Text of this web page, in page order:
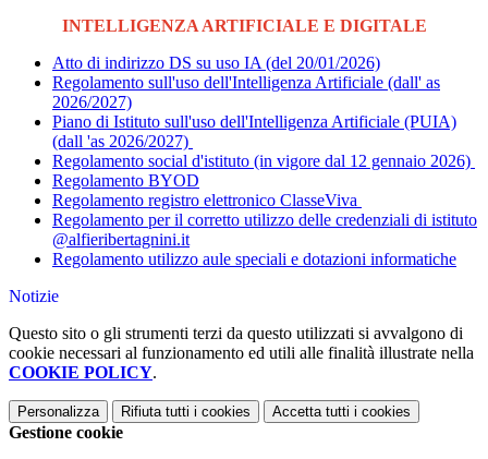
INTELLIGENZA ARTIFICIALE E DIGITALE
Atto di indirizzo DS su uso IA (del 20/01/2026)
Regolamento sull'uso dell'Intelligenza Artificiale (dall' as
2026/2027)
Piano di Istituto sull'uso dell'Intelligenza Artificiale (PUIA)
(dall 'as 2026/2027)
Regolamento social d'istituto (in vigore dal 12 gennaio 2026)
Regolamento BYOD
Regolamento registro elettronico ClasseViva
Regolamento per il corretto utilizzo delle credenziali di istituto
@alfieribertagnini.it
Regolamento utilizzo aule speciali e dotazioni informatiche
Notizie
Questo sito o gli strumenti terzi da questo utilizzati si avvalgono di
cookie necessari al funzionamento ed utili alle finalità illustrate nella
COOKIE POLICY.
Personalizza Rifiuta tutti i cookies Accetta tutti i cookies
Gestione cookie